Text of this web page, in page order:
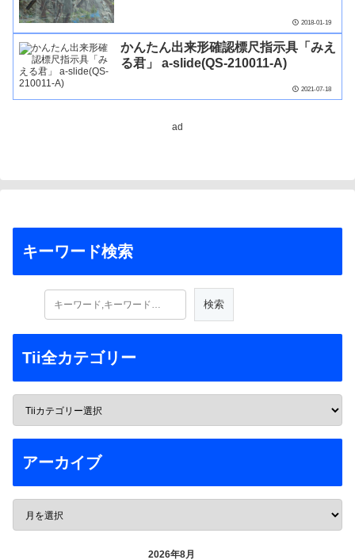
2018-01-19
かんたん出来形確認標尺指示具「みえ
る君」 a-slide(QS-210011-A)
2021-07-18
ad
キーワード検索
Tii全カテゴリー
アーカイブ
2026年8月